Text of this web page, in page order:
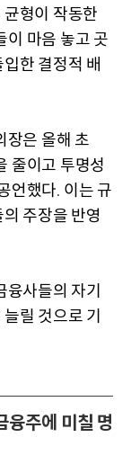
형이 작동한
이 마음 놓고 곳
한 결정적 배
장은 올해 초
줄이고 투명성
언했다. 이는 규
주장을 반영
사들의 자기
릴 것으로 기
주에 미칠 명